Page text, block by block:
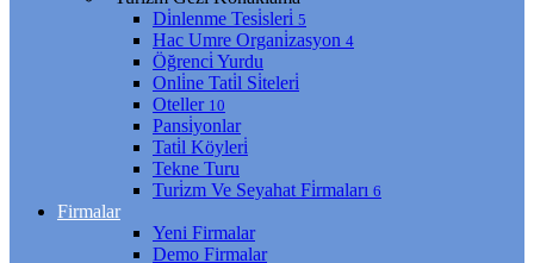
Di̇nlenme Tesi̇sleri̇ 5
Hac Umre Organi̇zasyon 4
Öğrenci̇ Yurdu
Onli̇ne Tati̇l Si̇teleri̇
Oteller 10
Pansi̇yonlar
Tati̇l Köyleri̇
Tekne Turu
Turi̇zm Ve Seyahat Fi̇rmaları 6
Firmalar
Yeni Firmalar
Demo Firmalar